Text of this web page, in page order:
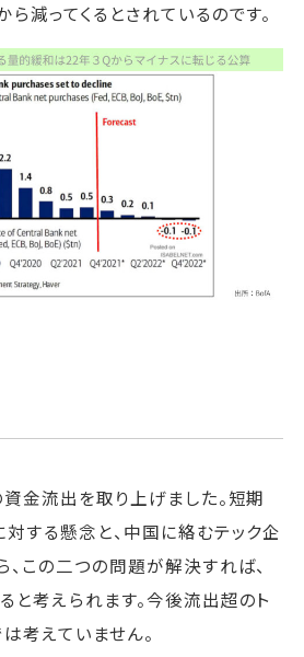
減ってくるとされているのです。
金流出を取り上げました。短期
する懸念と、中国に絡むテック企
この二つの問題が解決すれば、
と考えられます。今後流出超のト
考えていません。